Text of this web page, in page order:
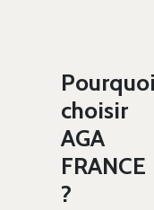
choisir
AGA
FRANCE
?